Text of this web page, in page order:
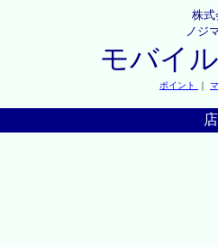
株式
ノジ
モバイ
ポイント ｜